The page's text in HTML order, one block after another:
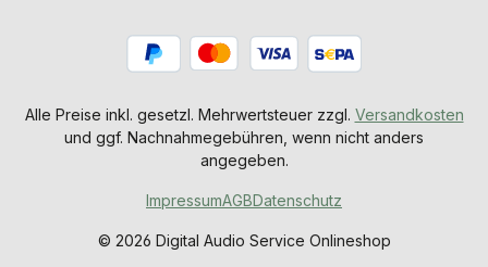
Alle Preise inkl. gesetzl. Mehrwertsteuer zzgl. Versandkosten
und ggf. Nachnahmegebühren, wenn nicht anders
angegeben.
© 2026 Digital Audio Service Onlineshop
ImpressumAGBDatenschutz